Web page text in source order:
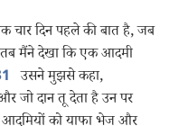
दिन पहले की बात है, जब
तब मैंने देखा कि एक आदमी
उसने मुझसे कहा,
जो दान तू देता है उन पर